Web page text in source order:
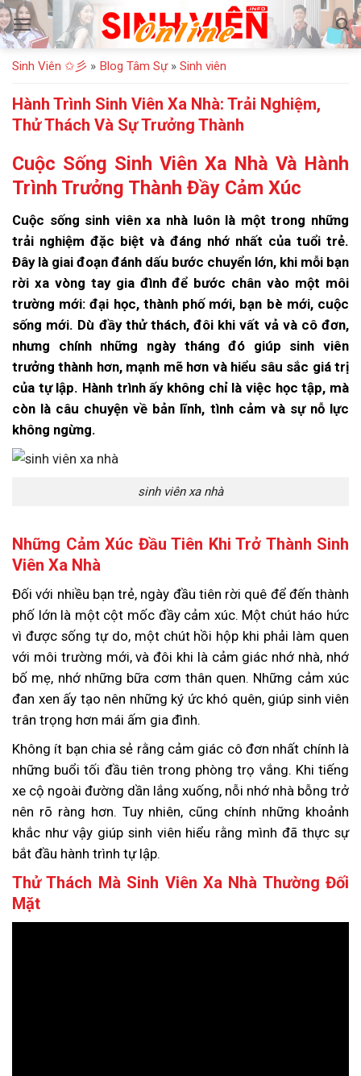
Bỏ
qua
nội
dung
Sinh Viên ✩彡 » Blog Tâm Sự» Sinh viên
Hành Trình Sinh Viên Xa Nhà: Trải Nghiệm,
Thử Thách Và Sự Trưởng Thành
Cuộc Sống Sinh Viên Xa Nhà Và Hành
Trình Trưởng Thành Đầy Cảm Xúc
Cuộc sống sinh viên xa nhà luôn là một trong những
trải nghiệm đặc biệt và đáng nhớ nhất của tuổi trẻ.
Đây là giai đoạn đánh dấu bước chuyển lớn, khi mỗi bạn
rời xa vòng tay gia đình để bước chân vào một môi
trường mới: đại học, thành phố mới, bạn bè mới, cuộc
sống mới. Dù đầy thử thách, đôi khi vất vả và cô đơn,
nhưng chính những ngày tháng đó giúp sinh viên
trưởng thành hơn, mạnh mẽ hơn và hiểu sâu sắc giá trị
của tự lập. Hành trình ấy không chỉ là việc học tập, mà
còn là câu chuyện về bản lĩnh, tình cảm và sự nỗ lực
không ngừng.
sinh viên xa nhà
Những Cảm Xúc Đầu Tiên Khi Trở Thành Sinh
Viên Xa Nhà
Đối với nhiều bạn trẻ, ngày đầu tiên rời quê để đến thành
phố lớn là một cột mốc đầy cảm xúc. Một chút háo hức
vì được sống tự do, một chút hồi hộp khi phải làm quen
với môi trường mới, và đôi khi là cảm giác nhớ nhà, nhớ
bố mẹ, nhớ những bữa cơm thân quen. Những cảm xúc
đan xen ấy tạo nên những ký ức khó quên, giúp sinh viên
trân trọng hơn mái ấm gia đình.
Không ít bạn chia sẻ rằng cảm giác cô đơn nhất chính là
những buổi tối đầu tiên trong phòng trọ vắng. Khi tiếng
xe cộ ngoài đường dần lắng xuống, nỗi nhớ nhà bỗng trở
nên rõ ràng hơn. Tuy nhiên, cũng chính những khoảnh
khắc như vậy giúp sinh viên hiểu rằng mình đã thực sự
bắt đầu hành trình tự lập.
Thử Thách Mà Sinh Viên Xa Nhà Thường Đối
Mặt